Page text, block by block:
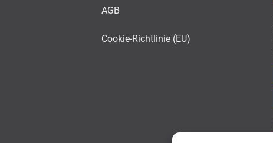
AGB
Cookie-Richtlinie (EU)